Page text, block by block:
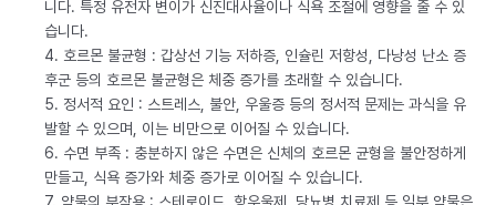
니다. 특정 유전자 변이가 신진대사율이나 식욕 조절에 영향을 줄 수 있
습니다.
4. 호르몬 불균형 : 갑상선 기능 저하증, 인슐린 저항성, 다낭성 난소 증
후군 등의 호르몬 불균형은 체중 증가를 초래할 수 있습니다.
5. 정서적 요인 : 스트레스, 불안, 우울증 등의 정서적 문제는 과식을 유
발할 수 있으며, 이는 비만으로 이어질 수 있습니다.
6. 수면 부족 : 충분하지 않은 수면은 신체의 호르몬 균형을 불안정하게
만들고, 식욕 증가와 체중 증가로 이어질 수 있습니다.